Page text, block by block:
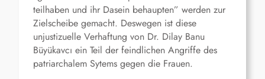
teilhaben und ihr Dasein behaupten” werden zur
Zielscheibe gemacht. Deswegen ist diese
unjustizuelle Verhaftung von Dr. Dilay Banu
Büyükavcı ein Teil der feindlichen Angriffe des
patriarchalem Sytems gegen die Frauen.